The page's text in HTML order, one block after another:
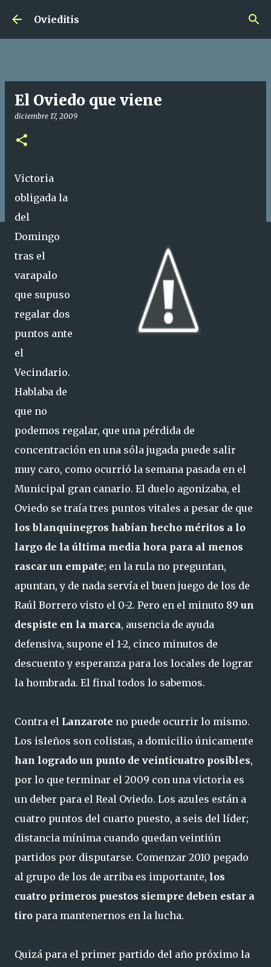
Ovieditis
El Oviedo que viene
diciembre 17, 2009
Victoria
obligada la
del
Domingo
tras el
varapalo
que supuso
regalar dos
puntos ante
el
Vecindario.
Hablaba de
que no
podemos regalar, que una pérdida de
concentración en una sóla jugada puede salir
muy caro, como ocurrió la semana pasada en el
Municipal gran canario. El duelo agonizaba, el
Oviedo se traía tres puntos vitales a pesar de que
los blanquinegros habían hecho méritos a lo
largo de la última media hora para al menos
rascar un empate; en la rula no preguntan,
apuntan, y de nada servía el buen juego de los de
Raúl Borrero visto el 0-2. Pero en el minuto 89 un
despiste en la marca, ausencia de ayuda
defensiva, supone el 1-2, cinco minutos de
descuento y esperanza para los locales de lograr
la hombrada. El final todos lo sabemos.
Contra el Lanzarote no puede ocurrir lo mismo.
Los isleños son colistas, a domicilio únicamente
han logrado un punto de veinticuatro posibles,
por lo que terminar el 2009 con una victoria es
un deber para el Real Oviedo. Los azules están a
cuatro puntos del cuarto puesto, a seis del líder;
distancia mínima cuando quedan veintiún
partidos por disputarse. Comenzar 2010 pegado
al grupo de los de arriba es importante, los
cuatro primeros puestos siempre deben estar a
tiro para mantenernos en la lucha.
Quizá para el primer partido del año próximo la